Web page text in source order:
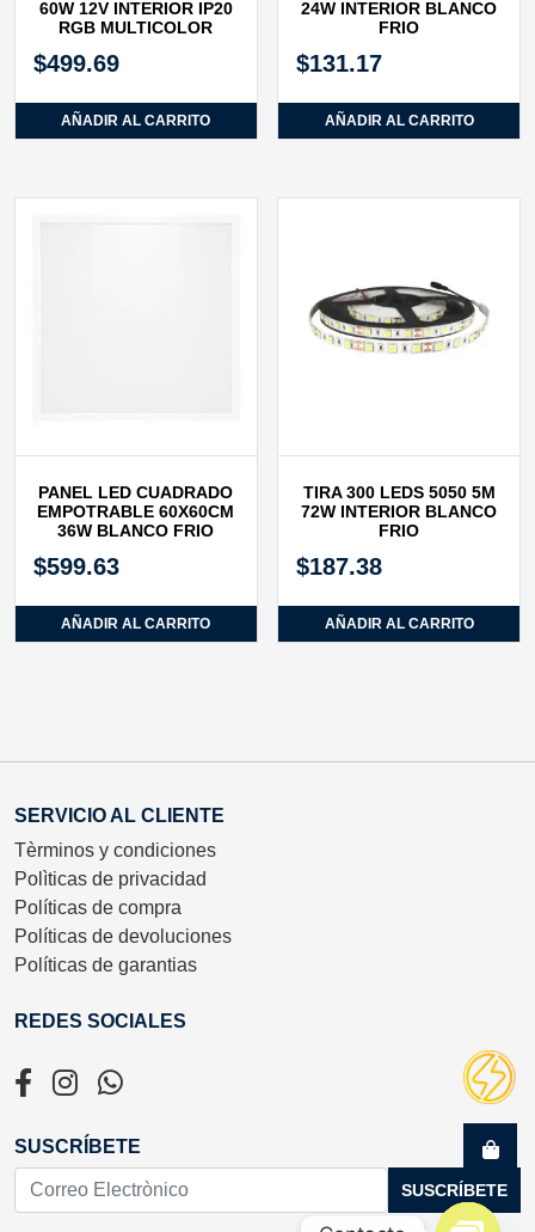
60W 12V INTERIOR IP20
RGB MULTICOLOR
$499.69
AÑADIR AL CARRITO
24W INTERIOR BLANCO
FRIO
$131.17
AÑADIR AL CARRITO
PANEL LED CUADRADO
EMPOTRABLE 60X60CM
36W BLANCO FRIO
$599.63
AÑADIR AL CARRITO
TIRA 300 LEDS 5050 5M
72W INTERIOR BLANCO
FRIO
$187.38
AÑADIR AL CARRITO
SERVICIO AL CLIENTE
Tèrminos y condiciones
Polìticas de privacidad
Políticas de compra
Políticas de devoluciones
Políticas de garantias
REDES SOCIALES
SUSCRÍBETE
SUSCRÍBETE